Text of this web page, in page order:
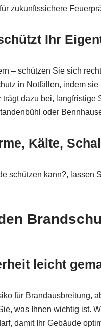
zukunftssichere
Ihr
– schützen Sie sich
in Notfällen, indem
dazu bei,
oder
Kälte,
schützen kann?, lassen
leicht
für Brandausbreitung,
was Ihnen wichtig ist.
damit Ihr Gebäude